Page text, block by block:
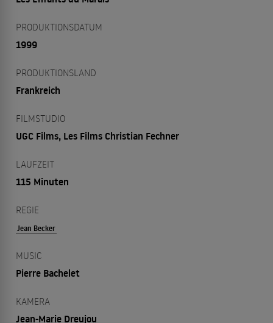
PRODUKTIONSDATUM
1999
PRODUKTIONSLAND
Frankreich
FILMSTUDIO
UGC Films, Les Films Christian Fechner
LAUFZEIT
115 Minuten
REGIE
Jean Becker
MUSIC
Pierre Bachelet
KAMERA
Jean-Marie Dreujou